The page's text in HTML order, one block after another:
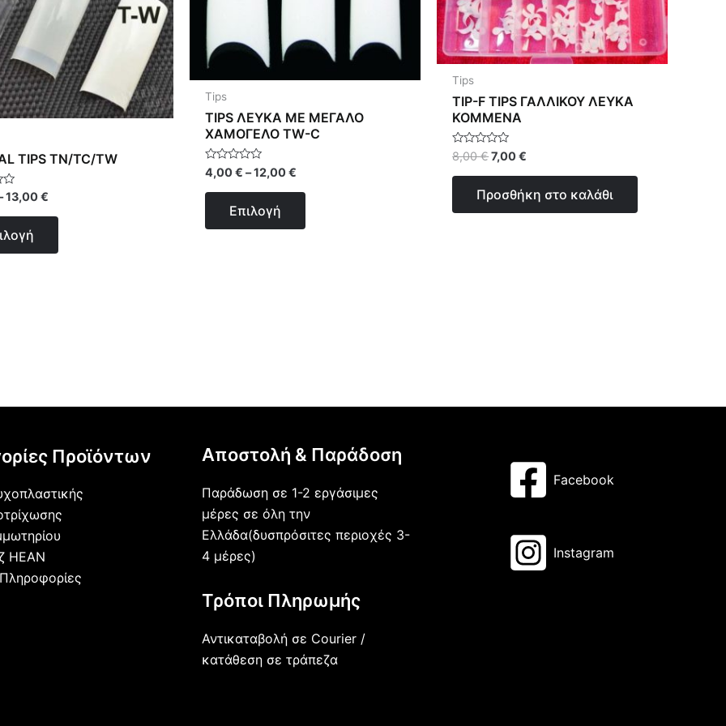
TIPS TN/TC/TW
13,00€
πολλαπλές
παραλλαγές.
Οι
επιλογές
μπορούν
να
στη
Tips
TIPS ΛΕΥΚΑ ΜΕ ΜΕΓΑΛΟ
ΧΑΜΟΓΕΛΟ TW-C
Βαθμολογήθηκε
με
0
4,00€ –12,00€
Επιλογή
παραλλαγές.
επιλογές
να
επιλεγούν
προϊόντος
Tips
TIP-F TIPS ΓΑΛΛΙΚΟΥ ΛΕΥΚΑ
ΚΟΜΜΕΝΑ
Βαθμολογήθηκε
με
0
8,00€7,00€
Προσθήκη στο καλάθι
Προϊόντων
HEAN
Αποστολή & Παράδοση
Παράδωση σε 1-2 εργάσιμες
μέρες σε όλη την
Ελλάδα(δυσπρόσιτες περιοχές 3-
4 μέρες)
Τρόποι Πληρωμής
Αντικαταβολή σε Courier /
κατάθεση σε τράπεζα
Facebook
Instagram